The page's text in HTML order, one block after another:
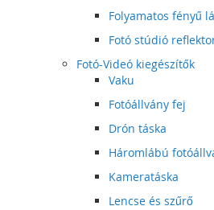
Folyamatos fényű
Fotó stúdió
Fotó-Videó kiegészítők
Vaku
Fotóállvány fej
Drón táska
Háromlábú
Kameratáska
Lencse és szűrő